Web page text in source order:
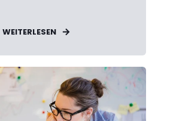
WEITERLESEN